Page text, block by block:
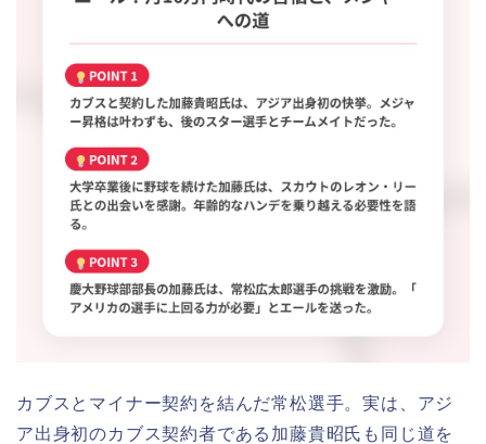
カブスとマイナー契約を結んだ常松選手。実は、アジ
ア出身初のカブス契約者である加藤貴昭氏も同じ道を